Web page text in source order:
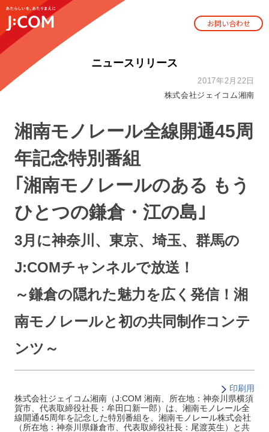
お問い合わせ
ニュースリリース
2017年2月22日
株式会社ジェイコム湘南
湘南モノレール全線開通45周
年記念特別番組
｢湘南モノレールのある もう
ひとつの鎌倉・江の島｣
3月に神奈川、東京、埼玉、群馬の
J:COMチャンネルで放送！
～鎌倉の隠れた魅力を広く発信！湘
南モノレールと初の共同制作コンテ
ンツ～
印刷用
株式会社ジェイコム湘南（J:COM 湘南、所在地：神奈川県横須
賀市、代表取締役社長：牟田口新一郎）は、湘南モノレール全
線開通45周年を記念した特別番組を、湘南モノレール株式会社
（所在地：神奈川県鎌倉市、代表取締役社長：尾渡英生）と共